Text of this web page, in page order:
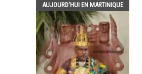
AUJOURD'HUI EN MARTINIQUE